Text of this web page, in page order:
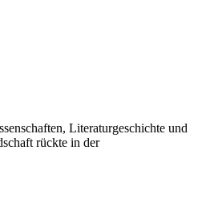
Literaturgeschichte und
rückte in der